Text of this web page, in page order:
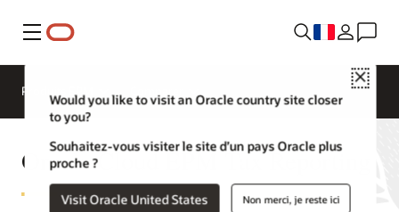
Menu
Close
Would you like to visit an Oracle country site closer
to you?
Souhaitez-vous visiter le site d’un pays Oracle plus
proche ?
Visit Oracle United States Non merci, je reste ici
Produits EPM
Oracle Cloud EPM Tax Reporting